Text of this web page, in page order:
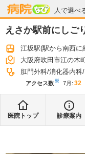
人で選べ
病院なび
えさか駅前にしご
江坂駅(駅から南西に
大阪府吹田市江の木
肛門外科 消化器内科
アクセス数※ 7月 : 32
医院トップ 診療案内